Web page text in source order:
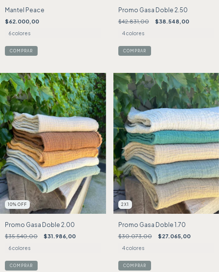
Mantel Peace
$62.000,00
6 colores
COMPRAR
Promo Gasa Doble 2.50
$42.831,00 $38.548,00
4 colores
COMPRAR
10% OFF
Promo Gasa Doble 2.00
$35.540,00 $31.986,00
6 colores
COMPRAR
2X1
Promo Gasa Doble 1.70
$30.073,00 $27.065,00
4 colores
COMPRAR